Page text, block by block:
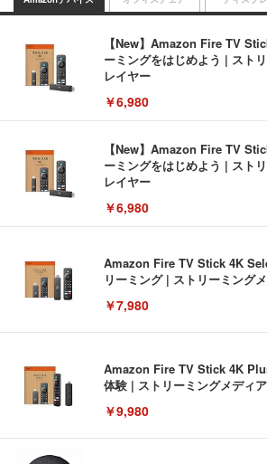
【New】Amazon Fire TV
ーミングをはじめよう | スト
レイヤー
￥6,980
【New】Amazon Fire TV
ーミングをはじめよう | スト
レイヤー
￥6,980
Amazon Fire TV Stick 4K
リーミング | ストリーミング
￥7,980
Amazon Fire TV Stick 4K
体験 | ストリーミングメディ
￥9,980